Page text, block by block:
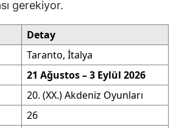
gerekiyor.
Detay
Taranto, İtalya
21 Ağustos – 3 Eylül 2026
20. (XX.) Akdeniz Oyunları
26